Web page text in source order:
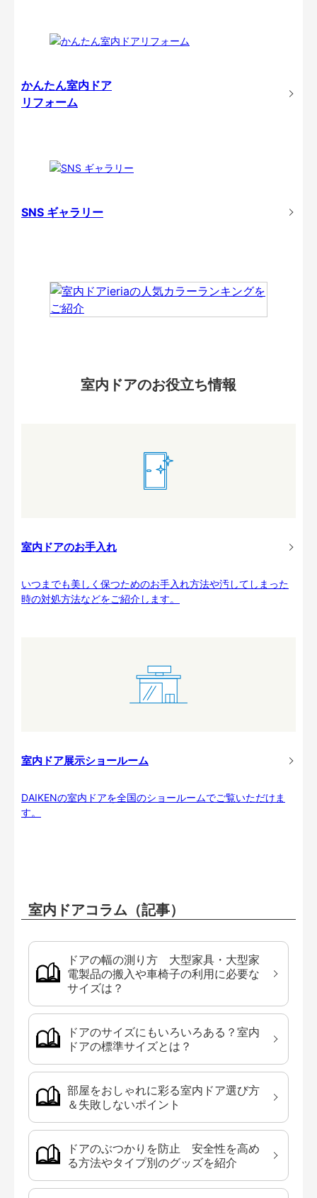
かんたん室内ドア
リフォーム
SNS ギャラリー
室内ドアのお役立ち情報
室内ドアのお手入れ
いつまでも美しく保つためのお手入れ方法や汚してしまった
時の対処方法などをご紹介します。
室内ドア展示ショールーム
DAIKENの室内ドアを全国のショールームでご覧いただけま
す。
室内ドアコラム（記事）
ドアの幅の測り方 大型家具・大型家
電製品の搬入や車椅子の利用に必要な
サイズは？
ドアのサイズにもいろいろある？室内
ドアの標準サイズとは？
部屋をおしゃれに彩る室内ドア選び方
＆失敗しないポイント
ドアのぶつかりを防止 安全性を高め
る方法やタイプ別のグッズを紹介